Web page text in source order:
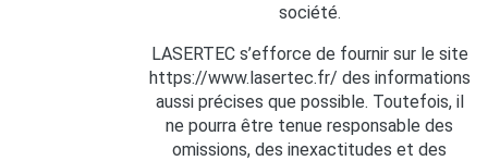
société.
LASERTEC s’efforce de fournir sur le site
https://www.lasertec.fr/ des informations
aussi précises que possible. Toutefois, il
ne pourra être tenue responsable des
omissions, des inexactitudes et des